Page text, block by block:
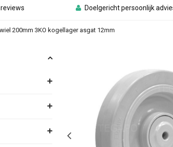
Doelgericht persoonlijk
200mm 3KO kogellager asgat 12mm